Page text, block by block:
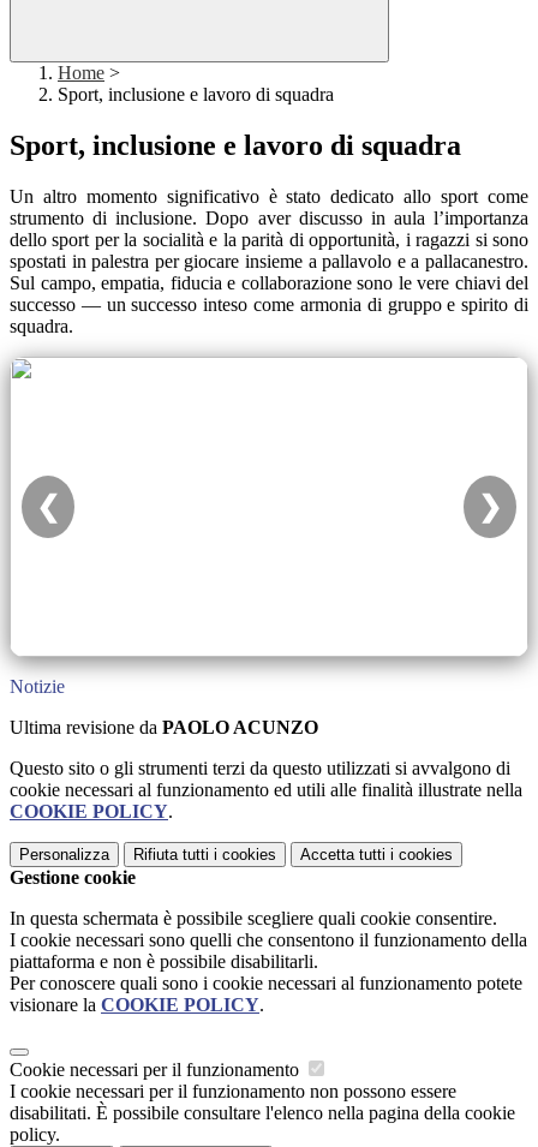
Home >
Sport, inclusione e lavoro di squadra
Sport, inclusione e lavoro di squadra
Un altro momento significativo è stato dedicato allo sport come
strumento di inclusione. Dopo aver discusso in aula l’importanza
dello sport per la socialità e la parità di opportunità, i ragazzi si sono
spostati in palestra per giocare insieme a pallavolo e a pallacanestro.
Sul campo, empatia, fiducia e collaborazione sono le vere chiavi del
successo — un successo inteso come armonia di gruppo e spirito di
squadra.
❮ ❯
Notizie
Ultima revisione da PAOLO ACUNZO
Questo sito o gli strumenti terzi da questo utilizzati si avvalgono di
cookie necessari al funzionamento ed utili alle finalità illustrate nella
COOKIE POLICY.
Personalizza Rifiuta tutti i cookies Accetta tutti i cookies
Gestione cookie
In questa schermata è possibile scegliere quali cookie consentire.
I cookie necessari sono quelli che consentono il funzionamento della
piattaforma e non è possibile disabilitarli.
Per conoscere quali sono i cookie necessari al funzionamento potete
visionare la COOKIE POLICY.
Cookie necessari per il funzionamento
I cookie necessari per il funzionamento non possono essere
disabilitati. È possibile consultare l'elenco nella pagina della cookie
policy.